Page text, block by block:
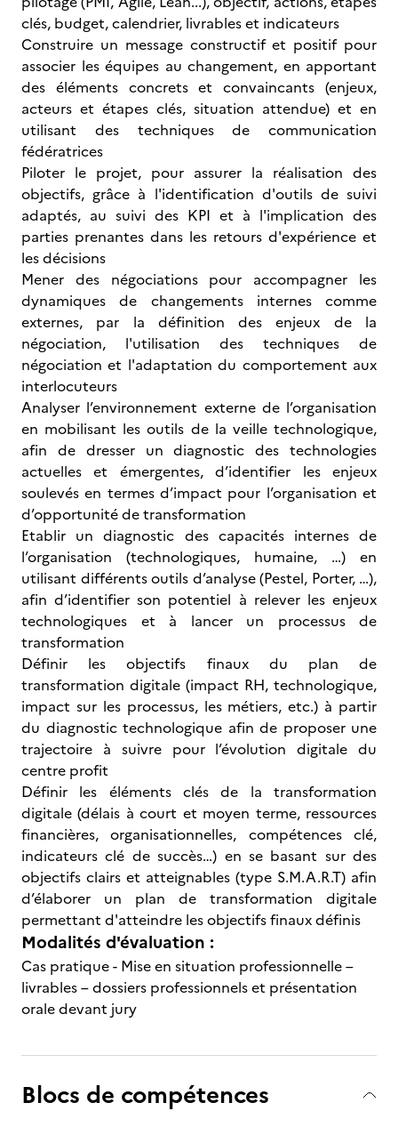
clés, budget, calendrier, livrables et indicateurs
Construire un message constructif et positif pour
associer les équipes au changement, en apportant
des éléments concrets et convaincants (enjeux,
acteurs et étapes clés, situation attendue) et en
utilisant des techniques de communication
fédératrices
Piloter le projet, pour assurer la réalisation des
objectifs, grâce à l'identification d'outils de suivi
adaptés, au suivi des KPI et à l'implication des
parties prenantes dans les retours d'expérience et
les décisions
Mener des négociations pour accompagner les
dynamiques de changements internes comme
externes, par la définition des enjeux de la
négociation, l'utilisation des techniques de
négociation et l'adaptation du comportement aux
interlocuteurs
Analyser l’environnement externe de l’organisation
en mobilisant les outils de la veille technologique,
afin de dresser un diagnostic des technologies
actuelles et émergentes, d’identifier les enjeux
soulevés en termes d’impact pour l’organisation et
d’opportunité de transformation
Etablir un diagnostic des capacités internes de
l’organisation (technologiques, humaine, …) en
utilisant différents outils d’analyse (Pestel, Porter, …),
afin d’identifier son potentiel à relever les enjeux
technologiques et à lancer un processus de
transformation
Définir les objectifs finaux du plan de
transformation digitale (impact RH, technologique,
impact sur les processus, les métiers, etc.) à partir
du diagnostic technologique afin de proposer une
trajectoire à suivre pour l’évolution digitale du
centre profit
Définir les éléments clés de la transformation
digitale (délais à court et moyen terme, ressources
financières, organisationnelles, compétences clé,
indicateurs clé de succès…) en se basant sur des
objectifs clairs et atteignables (type S.M.A.R.T) afin
d’élaborer un plan de transformation digitale
permettant d'atteindre les objectifs finaux définis
Modalités d'évaluation :
Cas pratique - Mise en situation professionnelle –
livrables – dossiers professionnels et présentation
orale devant jury
Blocs de compétences